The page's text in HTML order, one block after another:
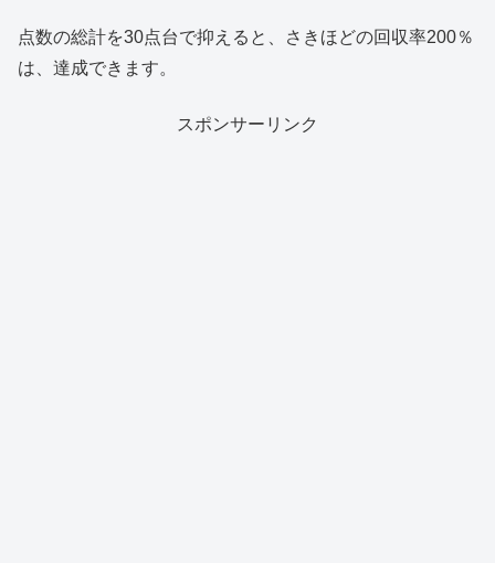
点数の総計を30点台で抑えると、さきほどの回収率200％
は、達成できます。
スポンサーリンク